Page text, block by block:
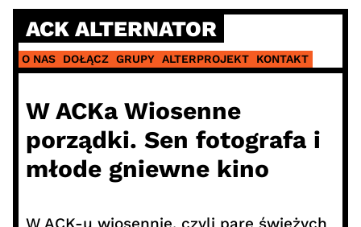
Skip
content
ACK ALTERNATOR
O NAS DOŁĄCZ GRUPY ALTERPROJEKT KONTAKT
W ACKa Wiosenne
porządki. Sen fotografa i
młode gniewne kino